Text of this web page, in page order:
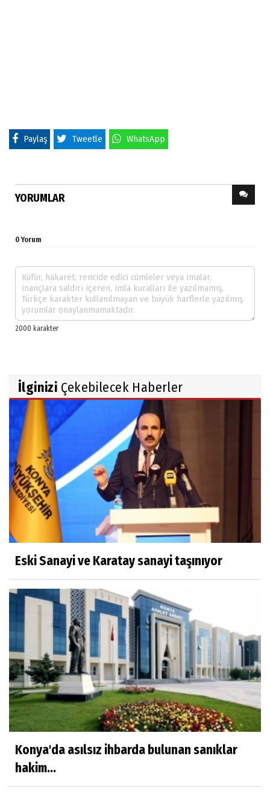
Paylaş Tweetle WhatsApp
YORUMLAR
0 Yorum
İlginizi Çekebilecek Haberler
Eski Sanayi ve Karatay sanayi taşınıyor
Konya'da asılsız ihbarda bulunan sanıklar
hakim...